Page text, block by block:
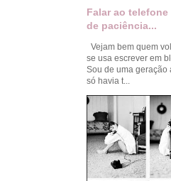
Falar ao
de paciência...
Vejam bem quem
se usa escrever em
Sou de uma geração
só havia t...